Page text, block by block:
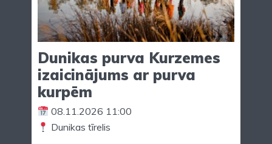
Dunikas purva Kurzemes
izaicinājums ar purva
kurpēm
08.11.2026 11:00
Dunikas tīrelis